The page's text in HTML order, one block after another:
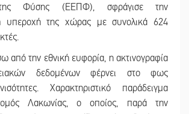
της Φύσης (ΕΕΠΦ), σφράγισε την
υπεροχή της χώρας με συνολικά 624
από την εθνική ευφορία, η ακτινογραφία
δεδομένων φέρνει στο φως
Χαρακτηριστικό παράδειγμα
Λακωνίας, ο οποίος, παρά την